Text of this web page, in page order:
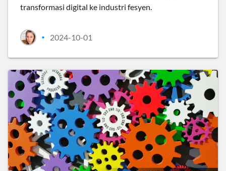
transformasi digital ke industri fesyen.
• 2024-10-01